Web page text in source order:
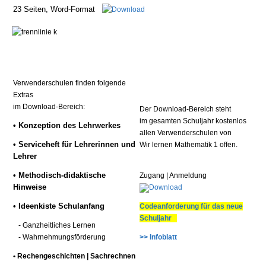
23 Seiten, Word-Format
Verwenderschulen finden folgende
Extras
im Download-Bereich:
• Konzeption des Lehrwerkes
• Serviceheft für Lehrerinnen und
Lehrer
• Methodisch-didaktische
Hinweise
• Ideenkiste Schulanfang
- Ganzheitliches Lernen
- Wahrnehmungsförderung
• Rechengeschichten | Sachrechnen
Der Download-Bereich steht
im gesamten Schuljahr kostenlos
allen Verwenderschulen von
Wir lernen Mathematik 1 offen.
Zugang | Anmeldung
Codeanforderung für das neue
Schuljahr
>> Infoblatt